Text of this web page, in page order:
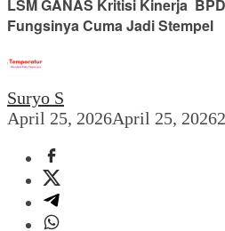
LSM GANAS Kritisi Kinerja
Fungsinya Cuma Jadi Stempel
Suryo S
April 25, 2026April 25, 2026